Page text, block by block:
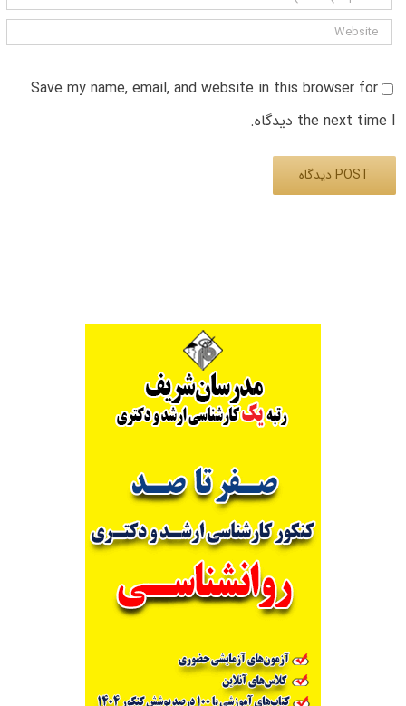
Save my name, email, and website in this browser for
the next time I دیدگاه.